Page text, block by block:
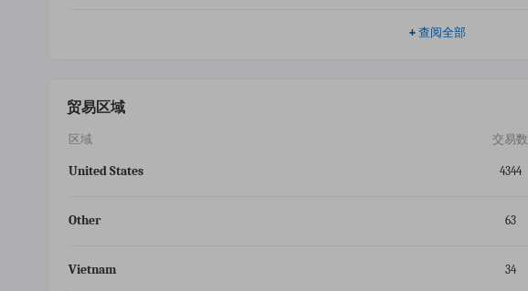
+ 查阅全部
贸易区域
区域 交易数
United States 4344
Other 63
Vietnam 34